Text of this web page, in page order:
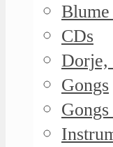
Blume
CDs
Dorje,
Gongs